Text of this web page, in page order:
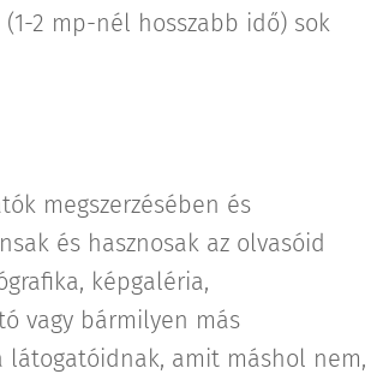
2 mp-nél hosszabb idő) sok
megszerzésében és
és hasznosak az olvasóid
képgaléria,
vagy bármilyen más
amit máshol nem,